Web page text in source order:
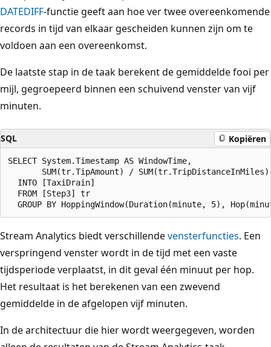
DATEDIFF-functie geeft aan hoe ver twee overeenkomende
records in tijd van elkaar gescheiden kunnen zijn om te
voldoen aan een overeenkomst.
De laatste stap in de taak berekent de gemiddelde fooi per
mijl, gegroepeerd binnen een schuivend venster van vijf
minuten.
SQL Kopiëren
SELECT System.Timestamp AS WindowTime,
SUM(tr.TipAmount) /
  INTO [TaxiDrain]
  FROM [Step3] tr
Stream Analytics biedt verschillendevensterfuncties. Een
verspringend venster wordt in de tijd met een vaste
tijdsperiode verplaatst, in dit geval één minuut per hop.
Het resultaat is het berekenen van een zwevend
gemiddelde in de afgelopen vijf minuten.
In de architectuur die hier wordt weergegeven, worden